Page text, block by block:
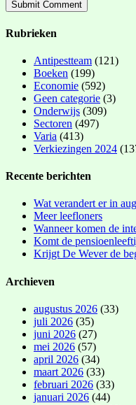
Rubrieken
Antipestteam (121)
Boeken (199)
Economie (592)
Geen categorie (3)
Onderwijs (309)
Sectoren (497)
Varia (413)
Verkiezingen 2024
Recente berichten
Wat verandert er in
Meer leefloners
Wanneer komen de
Komt de
Krijgt De Wever de
Archieven
augustus 2026 (33)
juli 2026 (35)
juni 2026 (27)
mei 2026 (57)
april 2026 (34)
maart 2026 (33)
februari 2026 (33)
januari 2026 (44)